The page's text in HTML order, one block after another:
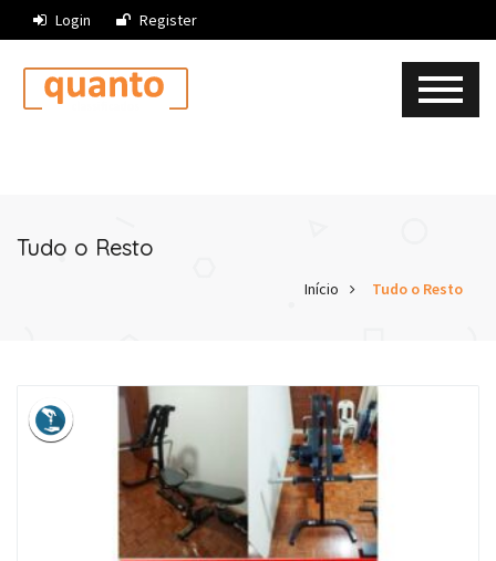
Login Register
Tudo o Resto
Início Tudo o Resto